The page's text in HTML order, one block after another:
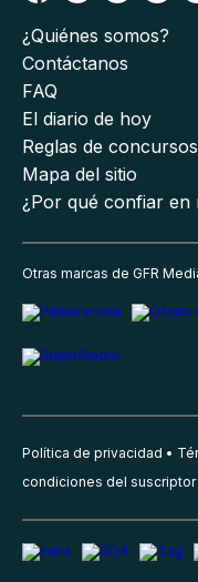
¿Quiénes somos?
Contáctanos
FAQ
El diario de hoy
Reglas de concursos
Mapa del sitio
¿Por qué confiar en
Otras marcas de GFR
Política de privacidad
condiciones del suscriptor